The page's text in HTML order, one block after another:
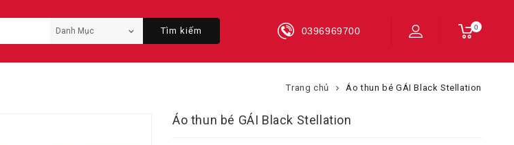
0
0396969700
Tìm kiếm
Trang chủ Áo thun bé GÁI Black Stellation
Áo thun bé GÁI Black Stellation